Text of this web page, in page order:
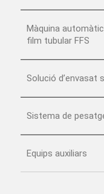
Màquina
film tubular FFS
Solució d’envasat
Sistema de
Equips auxiliars